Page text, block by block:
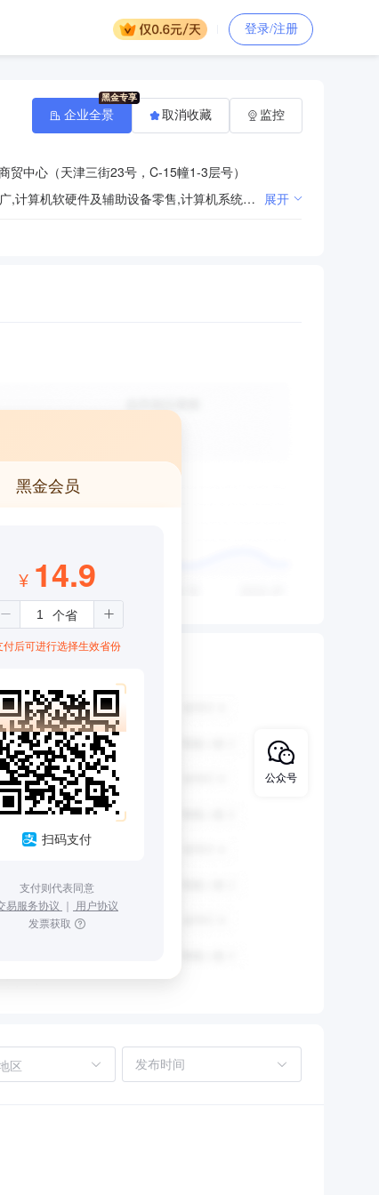
登录/注册
贸中心（天津三街23号，C-15幢1-3层号）
一般项目：网络技术服务,信息技术咨询服务,技术服务、技术开发、技术咨询、技术交流、技术转让、技术推广,计算机软硬件及辅助设备零售,计算机系统服务,信息系统集成服务,网络设备销售,办公用品销售,办公设备销售,机械设备销售,电子产品销售,软件销售,软件开发,音响设备销售,幻灯及投影设备销售,计算机及办公设备维修,计算机及通讯设备租赁,办公设备租赁服务,土石方工程施工,劳务服务（不含劳务派遣）,建筑材料销售,建筑装饰材料销售,工程管理服务,工程技术服务（规划管理、勘察、设计、监理除外）,机械设备租赁,体育场地设施工程施工。（除许可业务外，可自主依法经营法律法规非禁止或限制的项目） 展开
企业全景 取消收藏 监控
黑金会员
¥ 14.9
付后可进行选择生效省份
扫码支付
支付则代表同意
易服务协议 ｜ 用户协议
发票获取
区
公众号